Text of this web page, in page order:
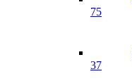
75
37